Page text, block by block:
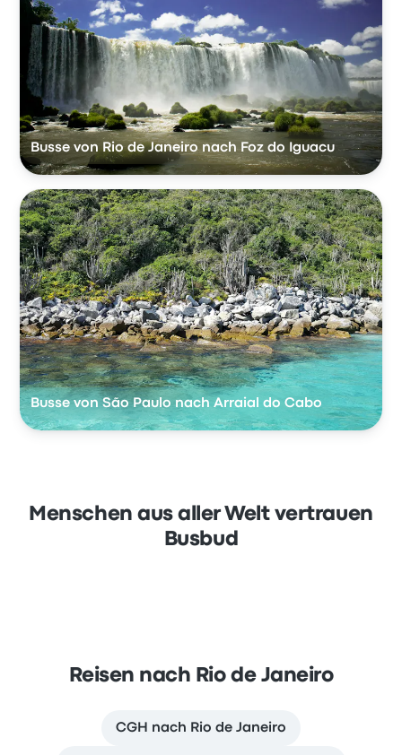
Busse von Rio de Janeiro nach Foz do Iguacu
Busse von São Paulo nach Arraial do Cabo
Menschen aus aller Welt vertrauen
Busbud
Reisen nach Rio de Janeiro
CGH nach Rio de Janeiro